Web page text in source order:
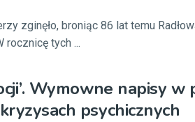
zginęło, broniąc 86 lat temu
rocznicę tych ...
Wymowne napisy
psychicznych